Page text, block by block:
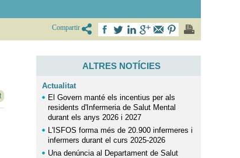
Compartir
ALTRES NOTÍCIES
Actualitat
El Govern manté els incentius per als
residents d'Infermeria de Salut Mental
durant els anys 2026 i 2027
L'ISFOS forma més de 20.900 infermeres i
infermers durant el curs 2025-2026
Una denúncia al Departament de Salut